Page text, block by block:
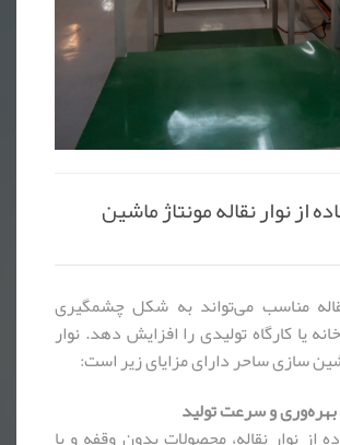
از نوار نقاله مونتاژ ماشین
مناسب می‌تواند به شکل چشمگیری
یا کارگاه تولیدی را افزایش دهد. نوار
سازی ساحر دارای مزایای زیر است:
و سرعت تولید